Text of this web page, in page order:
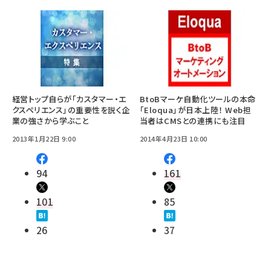
経営トップ自らが「カスタマー・エ
クスペリエンス」の重要性を説く企
業の強さから学ぶこと
2013年1月22日 9:00
94
101
26
BtoBマーケ自動化ツールの本命
「Eloqua」が日本上陸！ Web担
当者はCMSとの連携にも注目
2014年4月23日 10:00
161
85
37